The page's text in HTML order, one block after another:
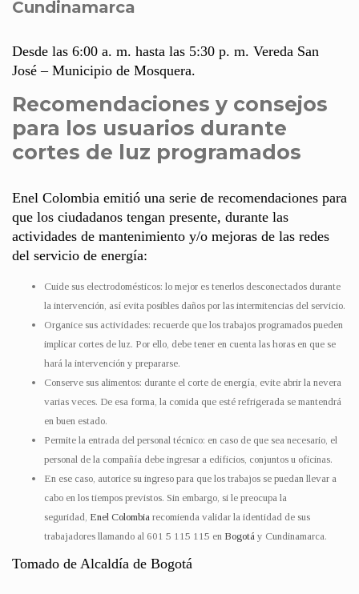
Cundinamarca
Desde las 6:00 a. m. hasta las 5:30 p. m. Vereda San
José – Municipio de Mosquera.
Recomendaciones y consejos
para los usuarios durante
cortes de luz programados
Enel Colombia emitió una serie de recomendaciones para
que los ciudadanos tengan presente, durante las
actividades de mantenimiento y/o mejoras de las redes
del servicio de energía:
Cuide sus electrodomésticos: lo mejor es tenerlos desconectados durante
la intervención, así evita posibles daños por las intermitencias del servicio.
Organice sus actividades: recuerde que los trabajos programados pueden
implicar cortes de luz. Por ello, debe tener en cuenta las horas en que se
hará la intervención y prepararse.
Conserve sus alimentos: durante el corte de energía, evite abrir la nevera
varias veces. De esa forma, la comida que esté refrigerada se mantendrá
en buen estado.
Permite la entrada del personal técnico: en caso de que sea necesario, el
personal de la compañía debe ingresar a edificios, conjuntos u oficinas.
En ese caso, autorice su ingreso para que los trabajos se puedan llevar a
cabo en los tiempos previstos. Sin embargo, si le preocupa la
seguridad, Enel Colombia recomienda validar la identidad de sus
trabajadores llamando al 601 5 115 115 en Bogotá y Cundinamarca.
Tomado de Alcaldía de Bogotá